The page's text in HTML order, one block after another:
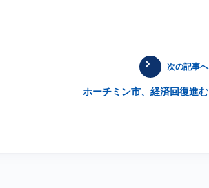
次の記事へ
ホーチミン市、経済回復進む